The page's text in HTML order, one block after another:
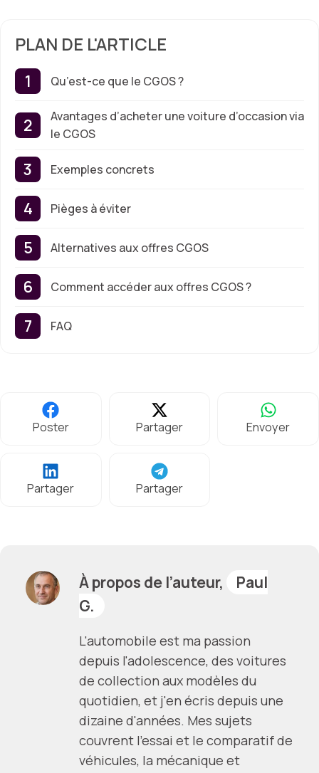
PLAN DE L'ARTICLE
Qu’est-ce que le CGOS ?
Avantages d’acheter une voiture d’occasion via
le CGOS
Exemples concrets
Pièges à éviter
Alternatives aux offres CGOS
Comment accéder aux offres CGOS ?
FAQ
Poster Partager Envoyer
Partager Partager
À propos de l’auteur,
Paul
G.
L'automobile est ma passion
depuis l'adolescence, des voitures
de collection aux modèles du
quotidien, et j'en écris depuis une
dizaine d'années. Mes sujets
couvrent l'essai et le comparatif de
véhicules, la mécanique et